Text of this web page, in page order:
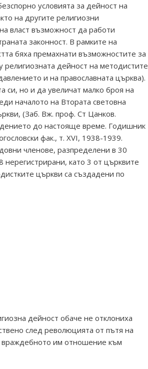
условията за дейност на
на другите религиозни
власт възможност да работи
законност. В рамките на
бяха премахнати възможностите за
дейност на методистите
и на православната църква).
си, но и да увеличат малко броя на
началото на Втората световна
(Заб. Вж. проф. Ст Цанков.
до настояще време. Годишник
фак., т. XVI, 1938-1939.
членове, разпределени в 30
като 3 от църквите
църкви са създадени по
дейност обаче не отклониха
след революцията от пътя на
враждебното им отношение към